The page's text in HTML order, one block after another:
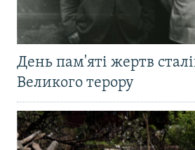
День пам'яті жертв
Великого терору